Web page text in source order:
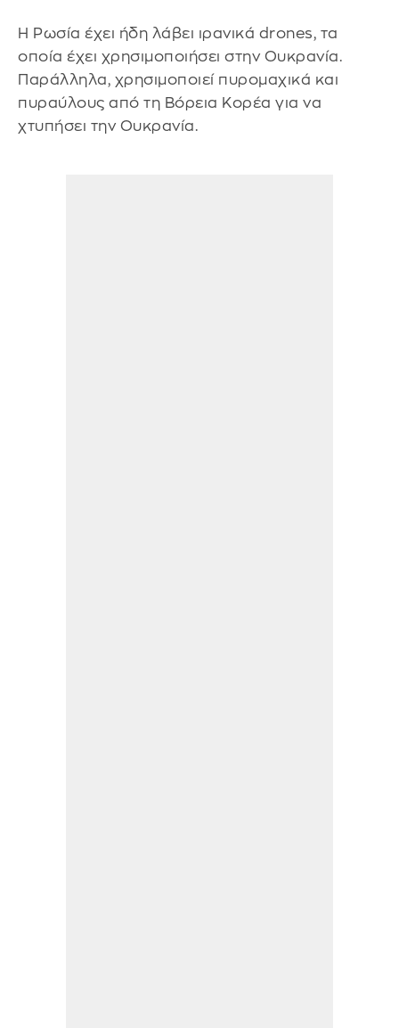
Η Ρωσία έχει ήδη λάβει ιρανικά drones, τα
οποία έχει χρησιμοποιήσει στην Ουκρανία.
Παράλληλα, χρησιμοποιεί πυρομαχικά και
πυραύλους από τη Βόρεια Κορέα για να
χτυπήσει την Ουκρανία.